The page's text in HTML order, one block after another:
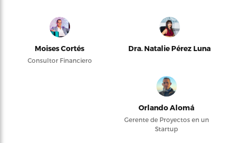
Moises Cortés
Consultor Financiero
Dra. Natalie Pérez Luna
Orlando Alomá
Gerente de Proyectos en un
Startup